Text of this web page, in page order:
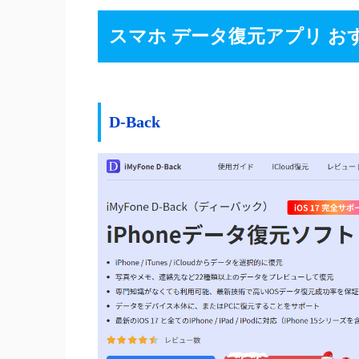
スマホ データ復元アプリ お
D-Back